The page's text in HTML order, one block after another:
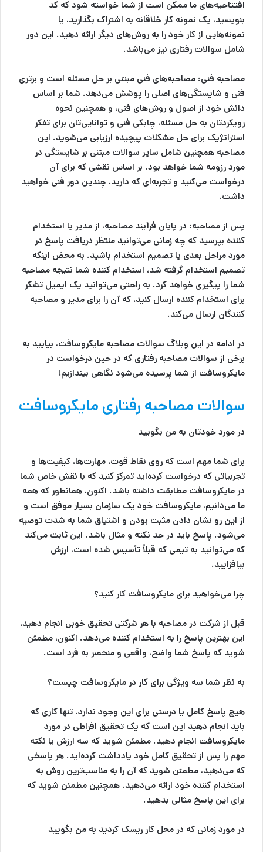
افتتاحیه‌های ما ممکن است از شما خواسته شود که کد
بنویسید، یک نمونه کار خلاقانه به اشتراک بگذارید، یا
نمونه‌هایی از کار خود را به روش‌های دیگر ارائه دهید. این دور
شامل سوالات رفتاری نیز می‌باشد.
مصاحبه فنی: مصاحبه‌های فنی مبتنی بر حل مسئله است و برتری
فنی و شایستگی‌های اصلی را پوشش می‌دهد. شما بر اساس
دانش خود از اصول و روش‌های فنی، و همچنین نحوه
رویکردتان به حل مسئله، چابکی فنی و توانایی‌تان برای تفکر
استراتژیک برای حل مشکلات پیچیده ارزیابی می‌شوید. این
مصاحبه همچنین شامل سایر سوالات مبتنی بر شایستگی در
مورد رزومه شما خواهد بود. بر اساس نقشی که برای آن
درخواست می‌کنید و تجربه‌ای که دارید، چندین دور فنی خواهید
داشت.
پس از مصاحبه: در پایان فرآیند مصاحبه، از مدیر یا استخدام
کننده بپرسید که چه زمانی می‌توانید منتظر دریافت پاسخ در
مورد مراحل بعدی یا تصمیم استخدام باشید. به محض اینکه
تصمیم استخدام گرفته شد، استخدام کننده شما نتیجه مصاحبه
شما را پیگیری خواهد کرد. به راحتی می‌توانید یک ایمیل تشکر
برای استخدام کننده ارسال کنید، که آن را برای مدیر و مصاحبه
کنندگان ارسال می‌کند.
در ادامه در این وبلاگ سوالات مصاحبه مایکروسافت، بیایید به
برخی از سوالات مصاحبه رفتاری که در حین درخواست در
مایکروسافت از شما پرسیده می‌شود نگاهی بیندازیم!
سوالات مصاحبه رفتاری مایکروسافت
در مورد خودتان به من بگویید
برای شما مهم است که روی نقاط قوت، مهارت‌ها، کیفیت‌ها و
تجربیاتی که درخواست کرده‌اید تمرکز کنید که با نقش خاص شما
در مایکروسافت مطابقت داشته باشد. اکنون، همانطور که همه
ما می‌دانیم، مایکروسافت خود یک سازمان بسیار موفق است و
از این رو نشان دادن مثبت بودن و اشتیاق شما به شدت توصیه
می‌شود. پاسخ باید در حد نکته و مثال باشد. این ثابت می‌کند
که می‌توانید به تیمی که قبلاً تأسیس شده است، ارزش
بیافزایید.
چرا می‌خواهید برای مایکروسافت کار کنید؟
قبل از شرکت در مصاحبه با هر شرکتی تحقیق خوبی انجام دهید،
این بهترین پاسخ را به استخدام کننده می‌دهد. اکنون، مطمئن
شوید که پاسخ شما واضح، واقعی و منحصر به فرد است.
به نظر شما سه ویژگی برای کار در مایکروسافت چیست؟
هیچ پاسخ کامل یا درستی برای این وجود ندارد. تنها کاری که
باید انجام دهید این است که یک تحقیق افراطی در مورد
مایکروسافت انجام دهید. مطمئن شوید که سه ارزش یا نکته
مهم را پس از تحقیق کامل خود یادداشت کرده‌اید. هر پاسخی
که می‌دهید، مطمئن شوید که آن را به مناسب‌ترین روش به
استخدام کننده خود ارائه می‌دهید. همچنین مطمئن شوید که
برای این پاسخ مثالی بدهید.
در مورد زمانی که در محل کار ریسک کردید به من بگویید